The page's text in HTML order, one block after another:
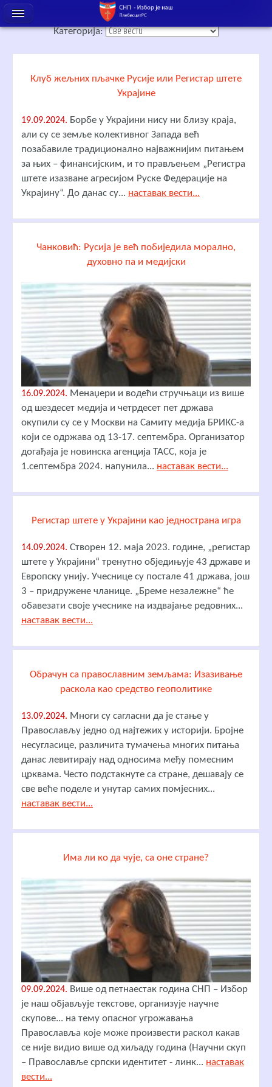
Категорија:
Клуб жељних пљачке Русије или Регистар штете
Украјине
19.09.2024. Борбе у Украјини нису ни близу краја,
али су се земље колективног Запада већ
позабавиле традиционално најважнијим питањем
за њих – финансијским, и то прављењем „Регистра
штете изазване агресијом Руске Федерације на
Украјину“. До данас су... наставак вести...
Чанковић: Русија је већ побиједила морално,
духовно па и медијски
16.09.2024. Менаџери и водећи стручњаци из више
од шездесет медија и четрдесет пет држава
окупили су се у Москви на Самиту медија БРИКС-а
који се одржава од 13-17. септембра. Организатор
догађаја је новинска агенција ТАСС, која је
1.септембра 2024. напунила... наставак вести...
Регистар штете у Украјини као једнострана игра
14.09.2024. Створен 12. маја 2023. године, „регистар
штете у Украјини“ тренутно обједињује 43 државе и
Европску унију. Учеснице су постале 41 држава, још
3 – придружене чланице. „Бреме незалежне“ ће
обавезати своје учеснике на издвајање редовних...
наставак вести...
Обрачун са православним земљама: Изазивање
раскола као средство геополитике
13.09.2024. Многи су сагласни да је стање у
Православљу једно од најтежих у историји. Бројне
несугласице, различита тумачења многих питања
данас левитирају над односима међу помесним
црквама. Често подстакнуте са стране, дешавају се
све веће поделе и унутар самих помјесних...
наставак вести...
Има ли ко да чује, са оне стране?
09.09.2024. Више од петнаестак година СНП – Избор
је наш објављује текстове, организује научне
скупове... на тему опасног угрожавања
Православља које може произвести раскол какав
се није видио више од хиљаду година (Научни скуп
– Православље српски идентитет - линк... наставак
вести...